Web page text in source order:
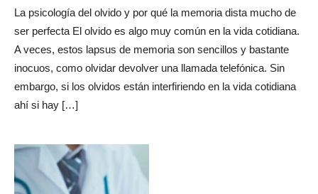
La psicología del olvido y por qué la memoria dista mucho de
ser perfecta El olvido es algo muy común en la vida cotidiana.
A veces, estos lapsus de memoria son sencillos y bastante
inocuos, como olvidar devolver una llamada telefónica. Sin
embargo, si los olvidos están interfiriendo en la vida cotidiana
ahí si hay […]